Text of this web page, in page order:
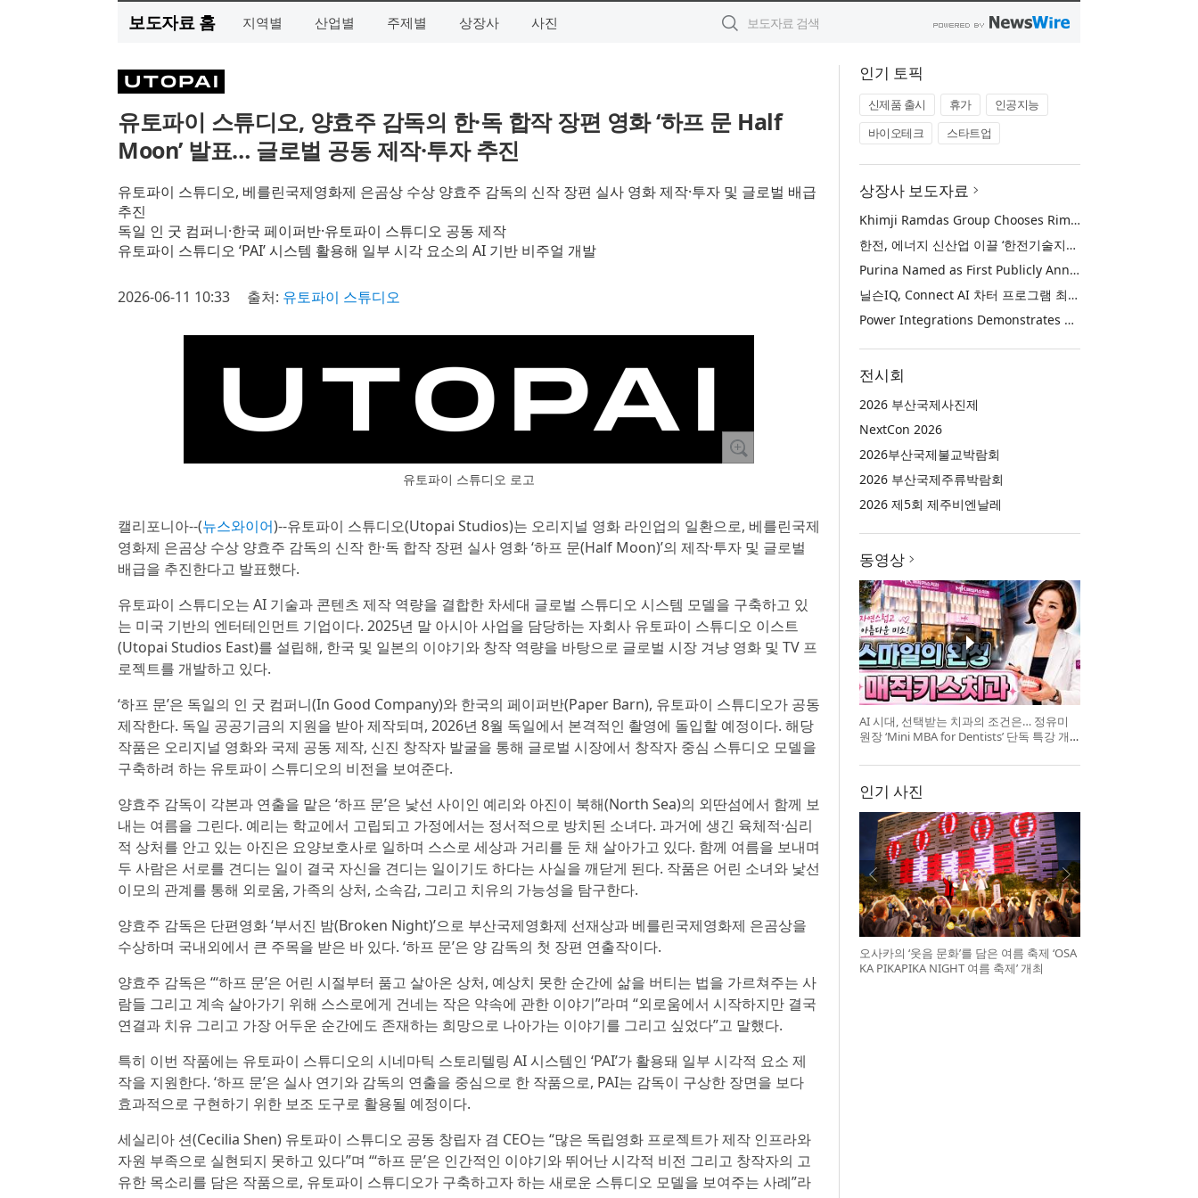
보도자료 홈 지역별 산업별 주제별 상장사 사진
유토파이 스튜디오, 양효주 감독의 한·독 합작 장편 영화 ‘하프 문 Half
Moon’ 발표… 글로벌 공동 제작·투자 추진
유토파이 스튜디오, 베를린국제영화제 은곰상 수상 양효주 감독의 신작 장편 실사 영화 제작·투자 및 글로벌 배급
추진
독일 인 굿 컴퍼니·한국 페이퍼반·유토파이 스튜디오 공동 제작
유토파이 스튜디오 ‘PAI’ 시스템 활용해 일부 시각 요소의 AI 기반 비주얼 개발
2026-06-11 10:33 출처: 유토파이 스튜디오
유토파이 스튜디오 로고
캘리포니아--(뉴스와이어)--유토파이 스튜디오(Utopai Studios)는 오리지널 영화 라인업의 일환으로, 베를린국제
영화제 은곰상 수상 양효주 감독의 신작 한·독 합작 장편 실사 영화 ‘하프 문(Half Moon)’의 제작·투자 및 글로벌
배급을 추진한다고 발표했다.
유토파이 스튜디오는 AI 기술과 콘텐츠 제작 역량을 결합한 차세대 글로벌 스튜디오 시스템 모델을 구축하고 있
는 미국 기반의 엔터테인먼트 기업이다. 2025년 말 아시아 사업을 담당하는 자회사 유토파이 스튜디오 이스트
(Utopai Studios East)를 설립해, 한국 및 일본의 이야기와 창작 역량을 바탕으로 글로벌 시장 겨냥 영화 및 TV 프
로젝트를 개발하고 있다.
‘하프 문’은 독일의 인 굿 컴퍼니(In Good Company)와 한국의 페이퍼반(Paper Barn), 유토파이 스튜디오가 공동
제작한다. 독일 공공기금의 지원을 받아 제작되며, 2026년 8월 독일에서 본격적인 촬영에 돌입할 예정이다. 해당
작품은 오리지널 영화와 국제 공동 제작, 신진 창작자 발굴을 통해 글로벌 시장에서 창작자 중심 스튜디오 모델을
구축하려 하는 유토파이 스튜디오의 비전을 보여준다.
양효주 감독이 각본과 연출을 맡은 ‘하프 문’은 낯선 사이인 예리와 아진이 북해(North Sea)의 외딴섬에서 함께 보
내는 여름을 그린다. 예리는 학교에서 고립되고 가정에서는 정서적으로 방치된 소녀다. 과거에 생긴 육체적·심리
적 상처를 안고 있는 아진은 요양보호사로 일하며 스스로 세상과 거리를 둔 채 살아가고 있다. 함께 여름을 보내며
두 사람은 서로를 견디는 일이 결국 자신을 견디는 일이기도 하다는 사실을 깨닫게 된다. 작품은 어린 소녀와 낯선
이모의 관계를 통해 외로움, 가족의 상처, 소속감, 그리고 치유의 가능성을 탐구한다.
양효주 감독은 단편영화 ‘부서진 밤(Broken Night)’으로 부산국제영화제 선재상과 베를린국제영화제 은곰상을
수상하며 국내외에서 큰 주목을 받은 바 있다. ‘하프 문’은 양 감독의 첫 장편 연출작이다.
양효주 감독은 “‘하프 문’은 어린 시절부터 품고 살아온 상처, 예상치 못한 순간에 삶을 버티는 법을 가르쳐주는 사
람들 그리고 계속 살아가기 위해 스스로에게 건네는 작은 약속에 관한 이야기”라며 “외로움에서 시작하지만 결국
연결과 치유 그리고 가장 어두운 순간에도 존재하는 희망으로 나아가는 이야기를 그리고 싶었다”고 말했다.
특히 이번 작품에는 유토파이 스튜디오의 시네마틱 스토리텔링 AI 시스템인 ‘PAI’가 활용돼 일부 시각적 요소 제
작을 지원한다. ‘하프 문’은 실사 연기와 감독의 연출을 중심으로 한 작품으로, PAI는 감독이 구상한 장면을 보다
효과적으로 구현하기 위한 보조 도구로 활용될 예정이다.
세실리아 션(Cecilia Shen) 유토파이 스튜디오 공동 창립자 겸 CEO는 “많은 독립영화 프로젝트가 제작 인프라와
자원 부족으로 실현되지 못하고 있다”며 “‘하프 문’은 인간적인 이야기와 뛰어난 시각적 비전 그리고 창작자의 고
유한 목소리를 담은 작품으로, 유토파이 스튜디오가 구축하고자 하는 새로운 스튜디오 모델을 보여주는 사례”라
인기 토픽
신제품 출시 휴가
인공지능
바이오테크
스타트업
상장사 보도자료
Khimji Ramdas Group Chooses Rimini Street to Reduce SAP Support Costs, Protect 700+ Customizations and Reinvest Savings in Innovation
한전, 에너지 신산업 이끌 ‘한전기술지주’ 공식 출범
Purina Named as First Publicly Announced NIQ ConnectAI Charter Client
닐슨IQ, Connect AI 차터 프로그램 최초 고객사 ‘퓨리나’ 선정
Power Integrations Demonstrates World’s First 2200 V GaN Technology for Next-Era High-Voltage Power Systems
전시회
2026 부산국제사진제
NextCon 2026
2026부산국제불교박람회
2026 부산국제주류박람회
2026 제5회 제주비엔날레
동영상
AI 시대, 선택받는 치과의 조건은… 정유미
원장 ‘Mini MBA for Dentists’ 단독 특강 개
인기 사진
오사카의 ‘웃음 문화’를 담은 여름 축제 ‘OSA
KA PIKAPIKA NIGHT 여름 축제’ 개최